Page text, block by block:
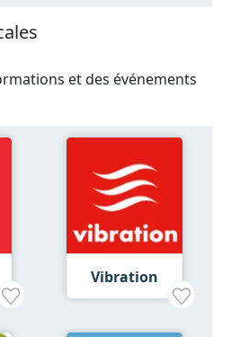
et des événements
Vibration